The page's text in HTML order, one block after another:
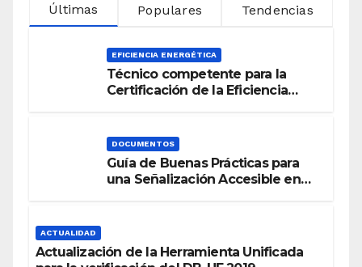
Últimas Populares Tendencias
EFICIENCIA ENERGÉTICA
Técnico competente para la
Certificación de la Eficiencia
DOCUMENTOS
Guía de Buenas Prácticas para
una Señalización Accesible en
ACTUALIDAD
Actualización de la Herramienta Unificada